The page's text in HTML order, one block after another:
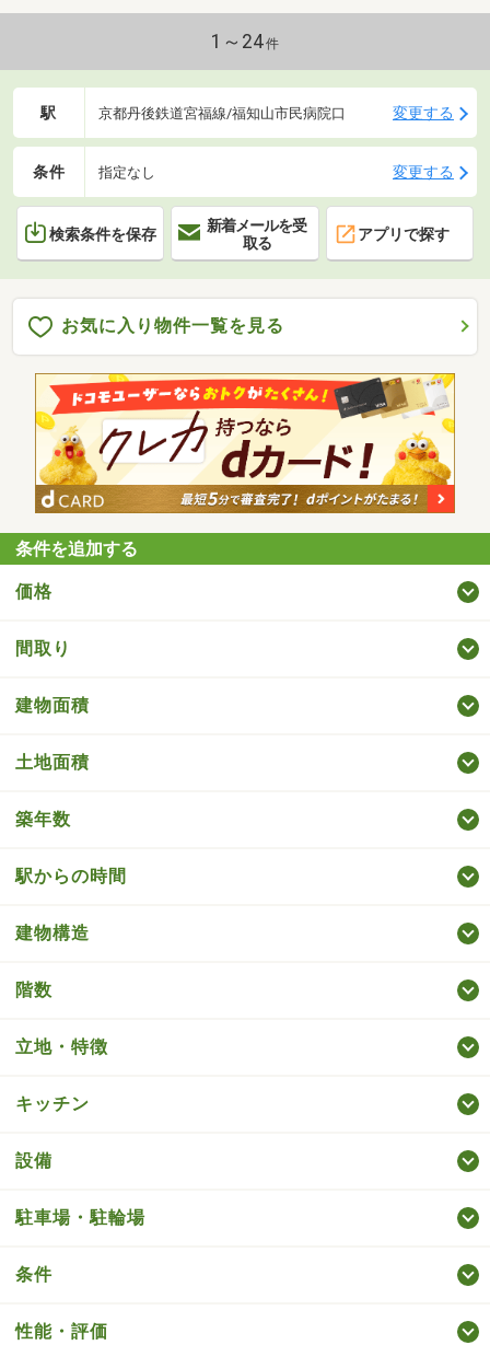
1～24件
駅 京都丹後鉄道宮福線/福知山市民病院口 変更する
条件 指定なし 変更する
検索条件を保存
新着メールを受
取る
アプリで探す
お気に入り物件一覧を見る
条件を追加する
価格
間取り
建物面積
土地面積
築年数
駅からの時間
建物構造
階数
立地・特徴
キッチン
設備
駐車場・駐輪場
条件
性能・評価